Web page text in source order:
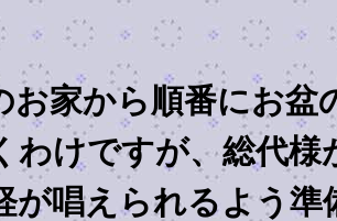
お家から順番にお盆
わけですが、総代
が唱えられるよう